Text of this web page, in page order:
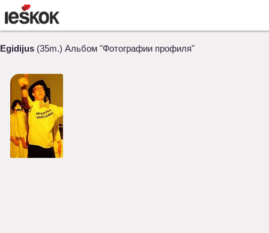
Egidijus (35m.) Альбом "Фотографии профиля"